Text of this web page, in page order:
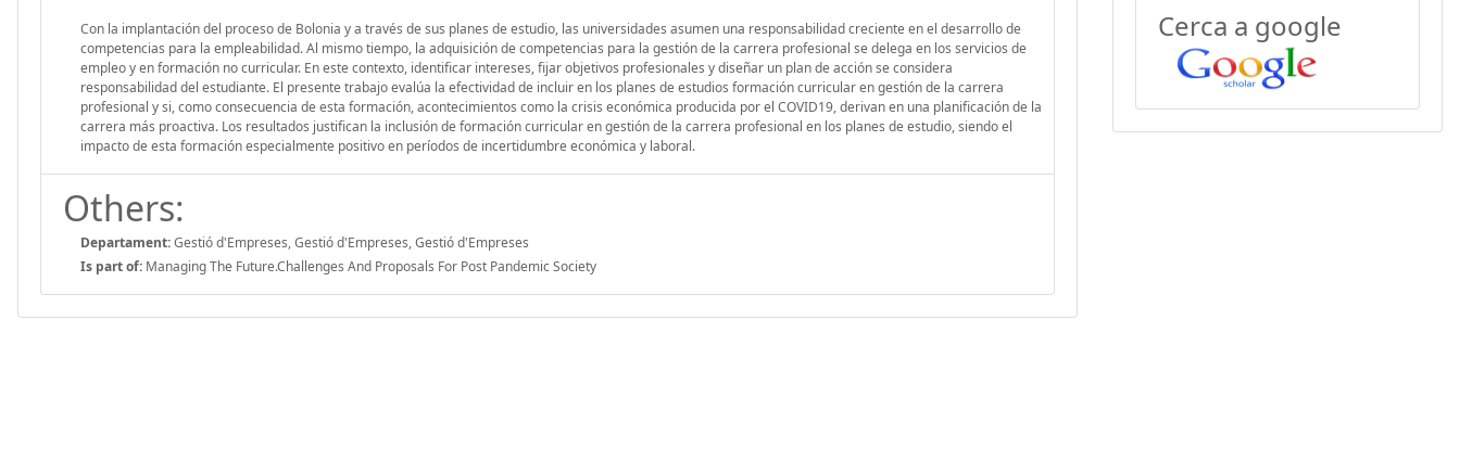
Con la implantación del proceso de Bolonia y a través de sus planes de estudio, las universidades asumen una responsabilidad creciente en el desarrollo de
competencias para la empleabilidad. Al mismo tiempo, la adquisición de competencias para la gestión de la carrera profesional se delega en los servicios de
empleo y en formación no curricular. En este contexto, identificar intereses, fijar objetivos profesionales y diseñar un plan de acción se considera
responsabilidad del estudiante. El presente trabajo evalúa la efectividad de incluir en los planes de estudios formación curricular en gestión de la carrera
profesional y si, como consecuencia de esta formación, acontecimientos como la crisis económica producida por el COVID19, derivan en una planificación de la
carrera más proactiva. Los resultados justifican la inclusión de formación curricular en gestión de la carrera profesional en los planes de estudio, siendo el
impacto de esta formación especialmente positivo en períodos de incertidumbre económica y laboral.
Others:
Departament:Gestió d'Empreses, Gestió d'Empreses, Gestió d'Empreses
Is part of: Managing The Future.Challenges And Proposals For Post Pandemic Society
Cerca a google